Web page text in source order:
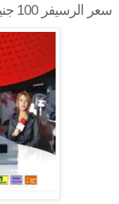
سعر الرسيفر 100 جنية